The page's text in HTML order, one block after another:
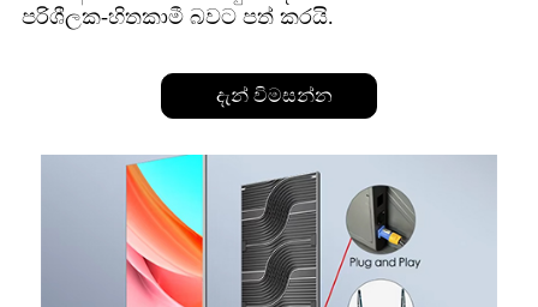
පරිශීලක-හිතකාමී බවට පත් කරයි.
දැන් විමසන්න